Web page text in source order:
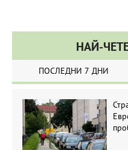
НАЙ-
ПОСЛЕДНИ 7 ДНИ